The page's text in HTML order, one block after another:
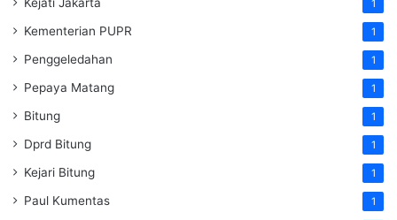
1
Kementerian PUPR 1
Penggeledahan 1
Pepaya Matang 1
Bitung 1
Dprd Bitung 1
Kejari Bitung 1
Paul Kumentas 1